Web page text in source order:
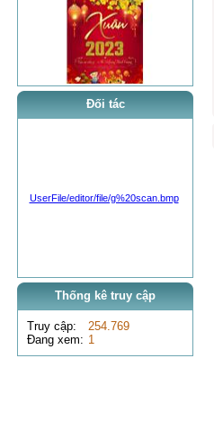
0 VNĐ
Bơm cao áp Cummins điện
test xe máy đào Hyundai Robex 3600
Đối tác
UserFile/editor/file/g%20scan.bmp
Thống kê truy cập
Truy cập:
254.769
Đang xem: 1